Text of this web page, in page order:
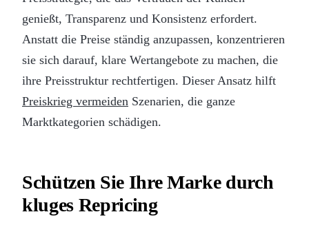
genießt, Transparenz und Konsistenz erfordert.
Anstatt die Preise ständig anzupassen, konzentrieren
sie sich darauf, klare Wertangebote zu machen, die
ihre Preisstruktur rechtfertigen. Dieser Ansatz hilft
Preiskrieg vermeiden Szenarien, die ganze
Marktkategorien schädigen.
Schützen Sie Ihre Marke durch
kluges Repricing